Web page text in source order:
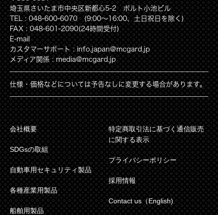
埼玉県さいたま市中央区新都心5-2 ポルト小池ビル
TEL : 048-600-6070 (9:00〜16:00、土日祝日を除く)
FAX : 048-601-2090(24時間受付)
E-mail
カスタマーサポート : info.japan@mcgard.jp
メディア関係 : media@mcgard.jp
仕様・価格などについては予告なしに変更する場合があります。
会社概要
SDGsの取組
自動車用セキュリティ製品
各種産業用製品
船舶用製品
特定商取引法に基づく通信販売
に関する表示
プライバシーポリシー
採用情報
Contact us（English)